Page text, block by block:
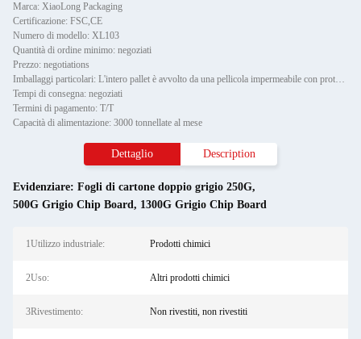
Marca: XiaoLong Packaging
Certificazione: FSC,CE
Numero di modello: XL103
Quantità di ordine minimo: negoziati
Prezzo: negotiations
Imballaggi particolari: L'intero pallet è avvolto da una pellicola impermeabile con protettore Paper Corner e fissato da due
Tempi di consegna: negoziati
Termini di pagamento: T/T
Capacità di alimentazione: 3000 tonnellate al mese
Dettaglio Description
Evidenziare: Fogli di cartone doppio grigio 250G,
500G Grigio Chip Board, 1300G Grigio Chip Board
1Utilizzo industriale: Prodotti chimici
2Uso: Altri prodotti chimici
3Rivestimento: Non rivestiti, non rivestiti